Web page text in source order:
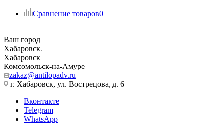
Сравнение товаров0
Ваш город
Хабаровск
Хабаровск
Комсомольск-на-Амуре
zakaz@antilopadv.ru
г. Хабаровск, ул. Вострецова, д. 6
Вконтакте
Telegram
WhatsApp